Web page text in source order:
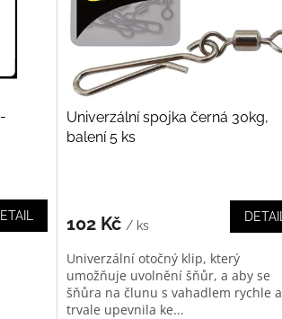
Univerzální spojka černá 30kg,
balení 5 ks
102 Kč / ks
DETAIL
Univerzální otočný klip, který
umožňuje uvolnění šňůr, a aby se
šňůra na člunu s vahadlem rychle a
trvale upevnila ke...